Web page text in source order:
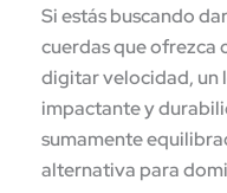
Si estás buscando
cuerdas que ofrezca
digitar velocidad, un
impactante y
sumamente
alternativa para